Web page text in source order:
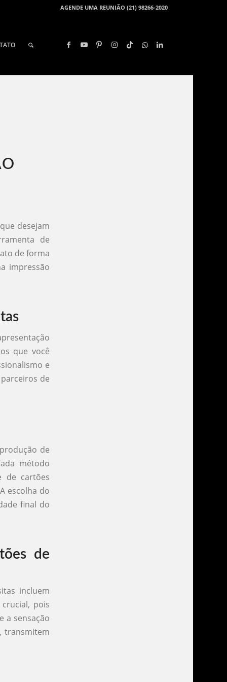
AGENDE UMA REUNIÃO (21) 98266-2020
desejam
de
de forma
impressão
que você
e
de
de
método
de cartões
escolha do
final do
de
incluem
pois
a sensação
transmitem